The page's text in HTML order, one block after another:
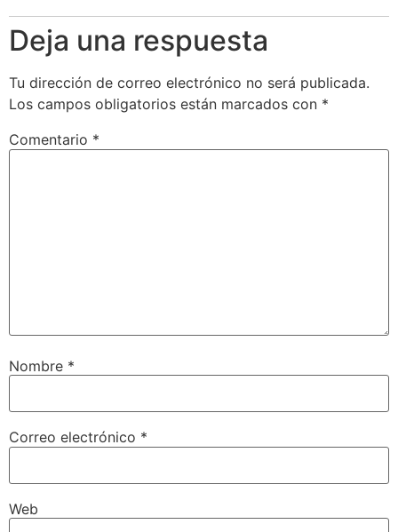
Deja una respuesta
Tu dirección de correo electrónico no será publicada.
Los campos obligatorios están marcados con *
Comentario *
Nombre *
Correo electrónico *
Web